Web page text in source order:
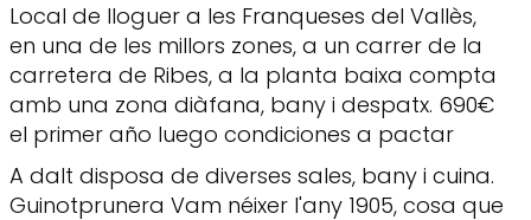
Local de lloguer a les Franqueses del Vallès,
en una de les millors zones, a un carrer de la
carretera de Ribes, a la planta baixa compta
amb una zona diàfana, bany i despatx. 690€
el primer año luego condiciones a pactar
A dalt disposa de diverses sales, bany i cuina.
Guinotprunera Vam néixer l'any 1905, cosa que